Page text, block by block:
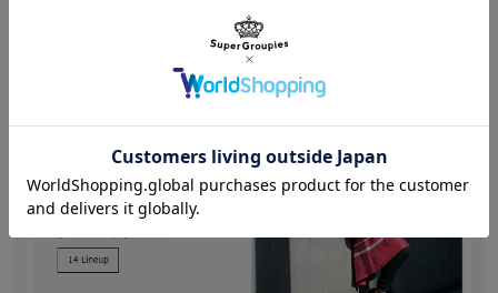
この商品のShopping / Blog記事